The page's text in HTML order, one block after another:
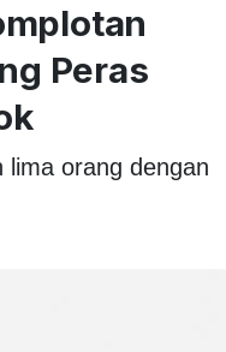
Peras
lima orang dengan